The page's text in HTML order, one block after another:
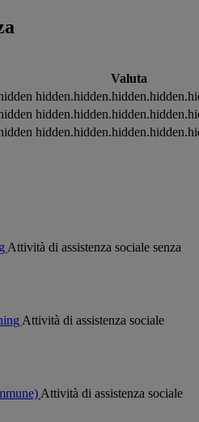
Valuta
Attività di assistenza sociale senza
Attività di assistenza sociale
Attività di assistenza sociale